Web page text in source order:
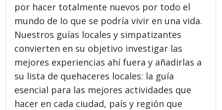
por hacer totalmente nuevos por todo el
mundo de lo que se podría vivir en una vida.
Nuestros guías locales y simpatizantes
convierten en su objetivo investigar las
mejores experiencias ahí fuera y añadirlas a
su lista de quehaceres locales: la guía
esencial para las mejores actividades que
hacer en cada ciudad, país y región que